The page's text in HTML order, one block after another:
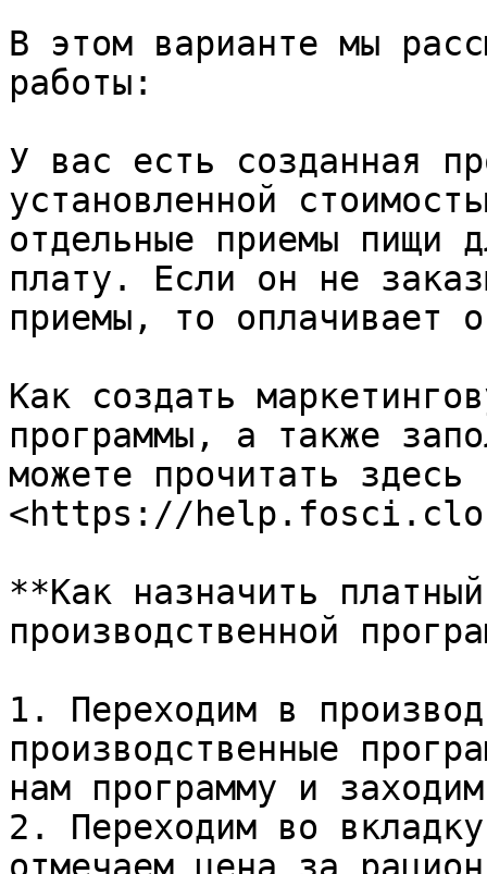
В этом варианте мы
работы:
У вас есть созданная
установленной
отдельные приемы пищи
плату. Если он не
приемы, то оплачивает
Как создать
программы, а также
можете прочитать
<https://
**Как назначить
производственной
1. Переходим в
производственные
нам программу и
2. Переходим во